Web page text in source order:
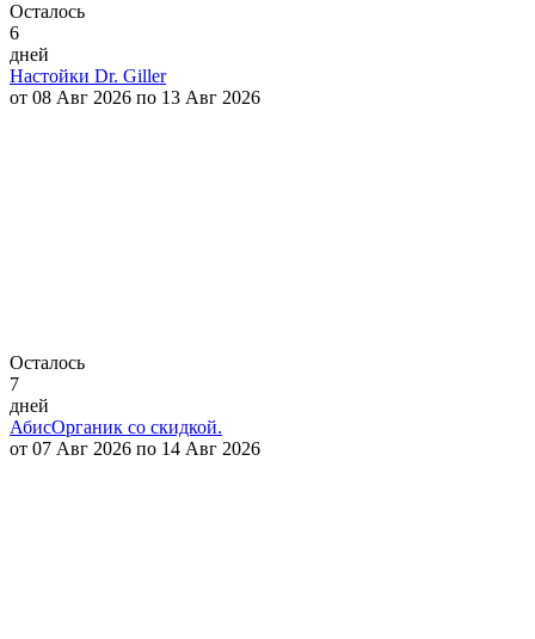
Осталось
6
дней
Настойки Dr. Giller
от 08 Авг 2026 по 13 Авг 2026
Осталось
7
дней
АбисОрганик со скидкой.
от 07 Авг 2026 по 14 Авг 2026